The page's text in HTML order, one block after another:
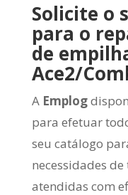
Solicite o
para o
de
Ace2/
A Emplog
para efetuar
seu catálogo
necessidades
atendidas com